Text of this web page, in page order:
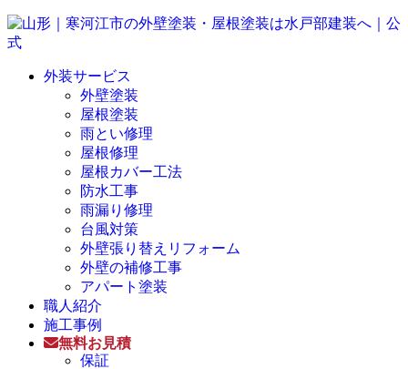
外装サービス
外壁塗装
屋根塗装
雨とい修理
屋根修理
屋根カバー工法
防水工事
雨漏り修理
台風対策
外壁張り替えリフォーム
外壁の補修工事
アパート塗装
職人紹介
施工事例
無料お見積
保証